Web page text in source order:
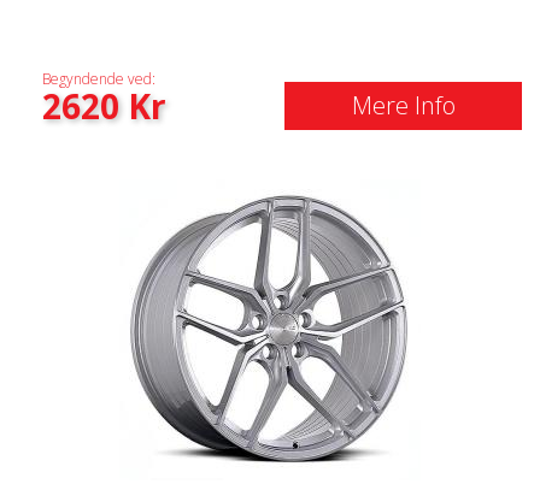
Begyndende ved:
2620Kr Mere Info